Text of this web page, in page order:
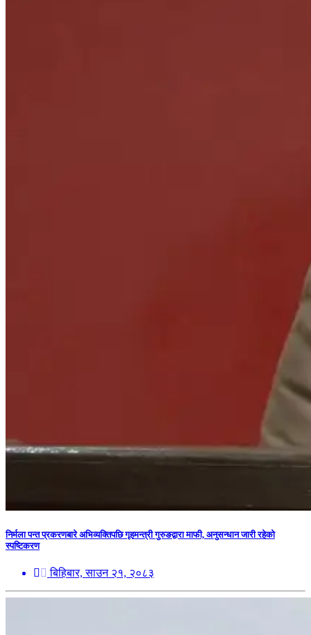
निर्मला पन्त प्रकरणबारे अभिव्यक्तिपछि गृहमन्त्री गुरुङद्वारा माफी, अनुसन्धान जारी रहेको
स्पष्टिकरण
बिहिबार, साउन २१, २०८३